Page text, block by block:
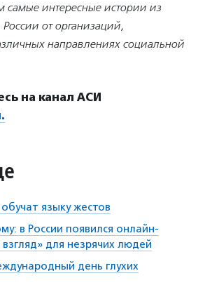
самые интересные истории из
от организаций,
направлениях социальной
на канал АСИ
языку жестов
в России появился онлайн-
для незрячих людей
день глухих